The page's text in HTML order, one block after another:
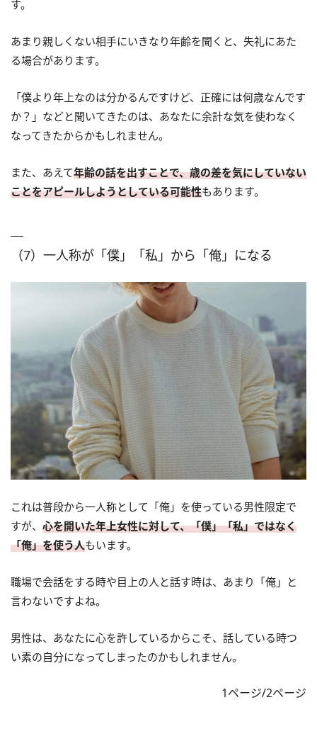
す。
あまり親しくない相手にいきなり年齢を聞くと、失礼にあた
る場合があります。
「僕より年上なのは分かるんですけど、正確には何歳なんです
か？」などと聞いてきたのは、あなたに余計な気を使わなく
なってきたからかもしれません。
また、あえて年齢の話を出すことで、歳の差を気にしていない
ことをアピールしようとしている可能性もあります。
（7）一人称が「僕」「私」から「俺」になる
これは普段から一人称として「俺」を使っている男性限定で
すが、 心を開いた年上女性に対して、「僕」「私」ではなく
「俺」を使う人もいます。
職場で会話をする時や目上の人と話す時は、あまり「俺」と
言わないですよね。
男性は、あなたに心を許しているからこそ、話している時つ
い素の自分になってしまったのかもしれません。
1ページ/2ページ